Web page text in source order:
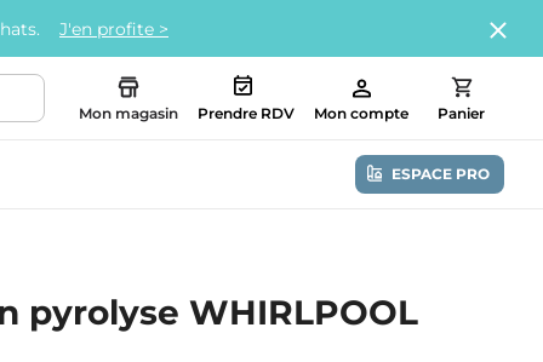
J'en profite >
Mon magasin Prendre RDV Mon compte Panier
ESPACE PRO
pyrolyse WHIRLPOOL